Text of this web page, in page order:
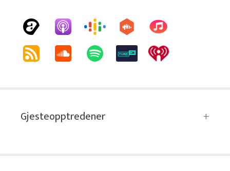
Gjesteopptredener